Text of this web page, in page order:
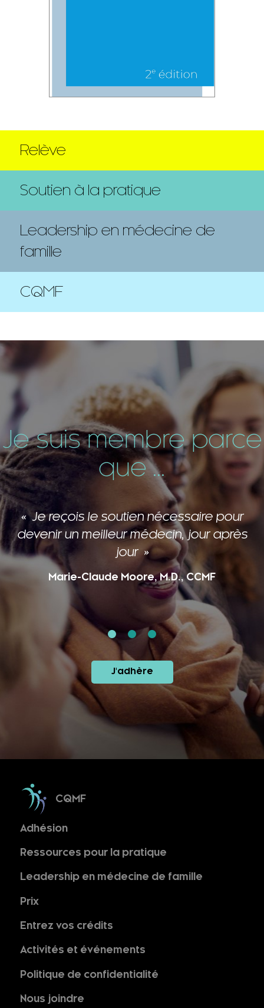
Relève
Soutien à la pratique
Leadership en médecine de
famille
CQMF
Je suis membre parce
que ...
Je reçois le soutien nécessaire pour
devenir un meilleur médecin, jour après
jour
Marie-Claude Moore, M.D., CCMF
J'adhère
CQMF
Adhésion
Ressources pour la pratique
Leadership en médecine de famille
Prix
Entrez vos crédits
Activités et événements
Politique de confidentialité
Nous joindre